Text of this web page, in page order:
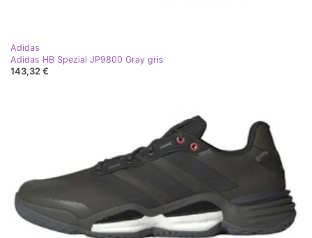
Adidas
Adidas HB Spezial JP9800 Gray gris
143,32 €